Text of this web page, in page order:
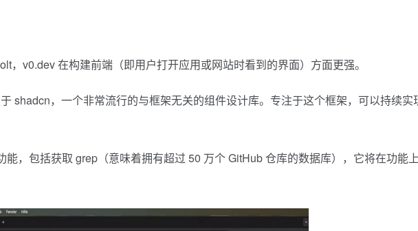
，v0.dev 在构建前端（即用户打开应用或网站时看到的界面）方面更强。
shadcn，一个非常流行的与框架无关的组件设计库。专注于这个框架，可以持续实
能，包括获取 grep（意味着拥有超过 50 万个 GitHub 仓库的数据库），它将在功能